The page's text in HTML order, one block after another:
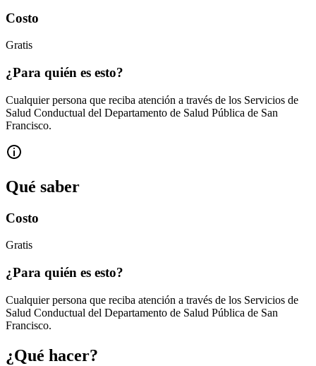
Costo
Gratis
¿Para quién es esto?
Cualquier persona que reciba atención a través de los Servicios de
Salud Conductual del Departamento de Salud Pública de San
Francisco.
Qué saber
Costo
Gratis
¿Para quién es esto?
Cualquier persona que reciba atención a través de los Servicios de
Salud Conductual del Departamento de Salud Pública de San
Francisco.
¿Qué hacer?